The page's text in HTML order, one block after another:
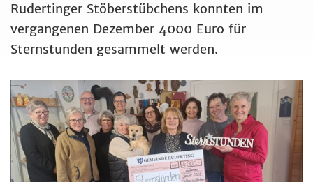
Rudertinger Stöberstübchens konnten im
vergangenen Dezember 4000 Euro für
Sternstunden gesammelt werden.